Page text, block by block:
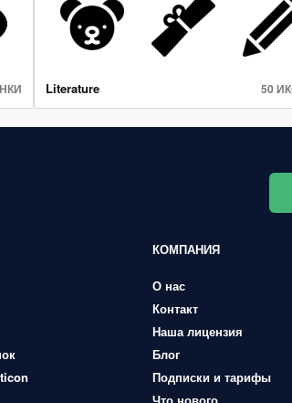
Literature 50
КОМПАНИЯ
О нас
Контакт
Наша лицензия
Блог
Подписки и тарифы